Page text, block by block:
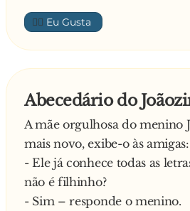
👍🏼
Abecedário do
A mãe orgulhosa do menino
mais novo, exibe-o às amigas:
- Ele já conhece todas as
não é filhinho?
- Sim – responde o menino.